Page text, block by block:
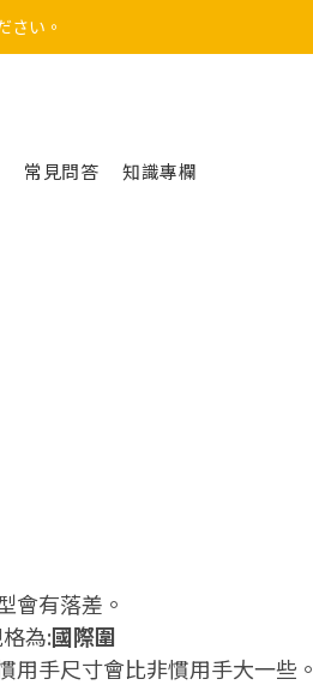
さい。
常見問答
知識專欄
會有落差。
為:國際圍
手尺寸會比非慣用手大一些。